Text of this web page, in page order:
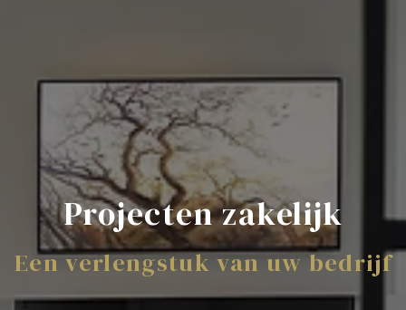
Projecten zakelijk
Een verlengstuk van uw bedrijf